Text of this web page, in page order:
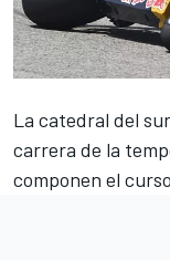
La catedral del
carrera de la
componen el